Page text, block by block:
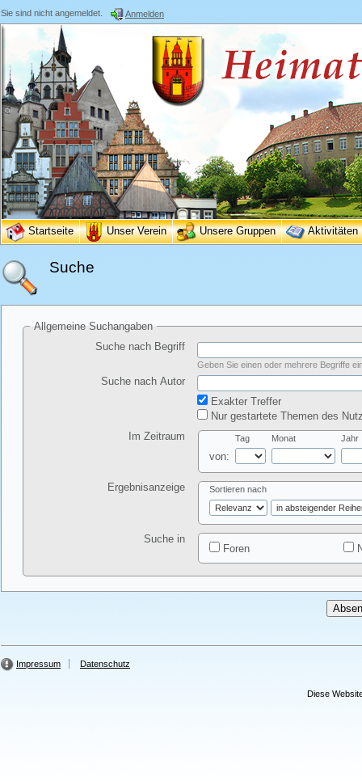
Sie sind nicht angemeldet. Anmelden
Startseite Unser Verein Unsere Gruppen Aktivitäten
Suche
Allgemeine Suchangaben
Suche nach Begriff
Geben Sie einen oder mehrere Begriffe
Suche nach Autor
Exakter Treffer
Nur gestartete Themen des
Im Zeitraum
von:
Tag Monat Jahr
Ergebnisanzeige Sortieren nach
Suche in
Foren
Impressum Datenschutz
Diese